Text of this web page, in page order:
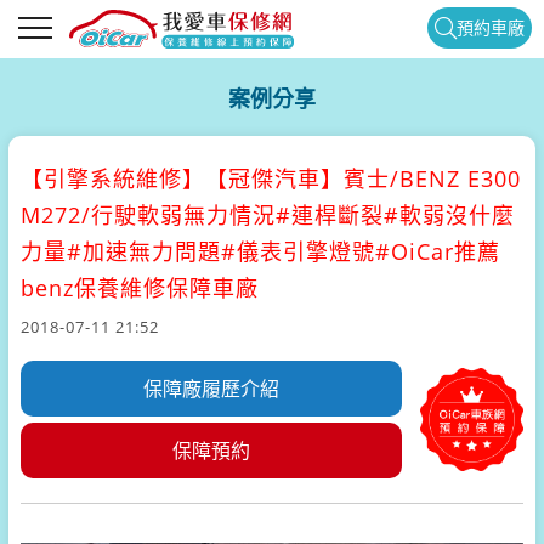
預約車廠
案例分享
【引擎系統維修】
【冠傑汽車】賓士/BENZ E300
M272/行駛軟弱無力情況#連桿斷裂#軟弱沒什麼
力量#加速無力問題#儀表引擎燈號#OiCar推薦
benz保養維修保障車廠
2018-07-11 21:52
保障廠履歷介紹
保障預約